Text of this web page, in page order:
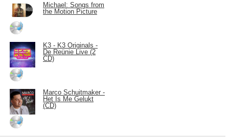
Michael: Songs from
the Motion Picture
K3 - K3 Originals -
De Reünie Live (2
CD)
Marco Schuitmaker -
Het Is Me Gelukt
(CD)